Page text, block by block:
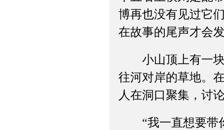
博再也没有见过它
在故事的尾声才会
小山顶上有一块
往河对岸的草地。
人在洞口聚集，讨
“我一直想要带你